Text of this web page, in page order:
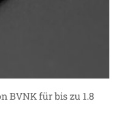
BVNK für bis zu 1.8